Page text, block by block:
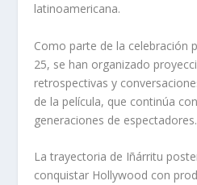
latinoamericana.
Como parte de la celebración
25, se han organizado
retrospectivas y
de la película, que continúa
generaciones de espectadores.
La trayectoria de Iñárritu
conquistar Hollywood con